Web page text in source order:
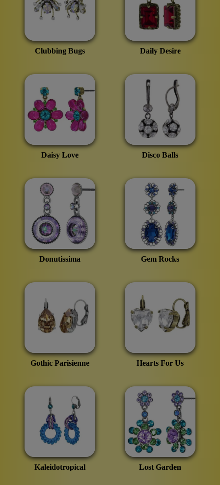
Clubbing Bugs Daily Desire
Daisy Love Disco Balls
Donutissima Gem Rocks
Gothic Parisienne Hearts For Us
Kaleidotropical Lost Garden